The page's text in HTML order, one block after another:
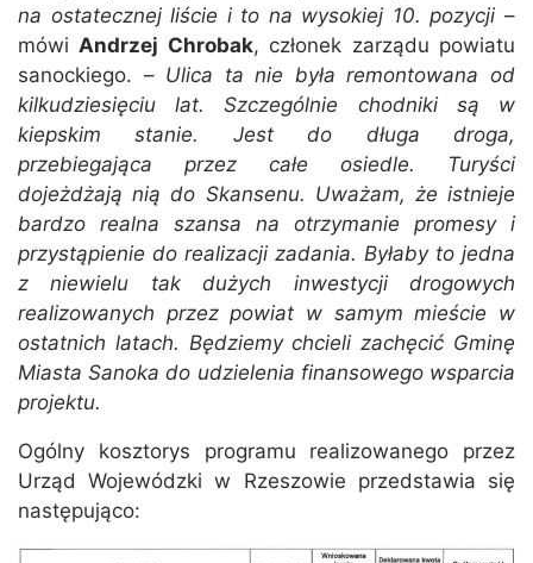
na ostatecznej liście i to na wysokiej 10. pozycji –
mówiAndrzej Chrobak, członek zarządu powiatu
sanockiego. – Ulica ta nie była remontowana od
kilkudziesięciu lat. Szczególnie chodniki są w
kiepskim stanie. Jest do długa droga,
przebiegająca przez całe osiedle. Turyści
dojeżdżają nią do Skansenu. Uważam, że istnieje
bardzo realna szansa na otrzymanie promesy i
przystąpienie do realizacji zadania. Byłaby to jedna
z niewielu tak dużych inwestycji drogowych
realizowanych przez powiat w samym mieście w
ostatnich latach. Będziemy chcieli zachęcić Gminę
Miasta Sanoka do udzielenia finansowego wsparcia
projektu.
Ogólny kosztorys programu realizowanego przez
Urząd Wojewódzki w Rzeszowie przedstawia się
następująco: